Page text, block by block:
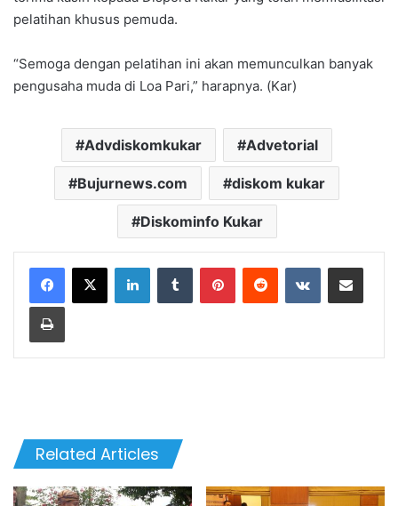
pelatihan khusus pemuda.
“Semoga dengan pelatihan ini akan memunculkan banyak
pengusaha muda di Loa Pari,” harapnya. (Kar)
Advdiskomkukar Advetorial
Bujurnews.com diskom kukar
Diskominfo Kukar
LinkedInTumblr PinterestReddit VKontakteShare via Email
Print
Related Articles